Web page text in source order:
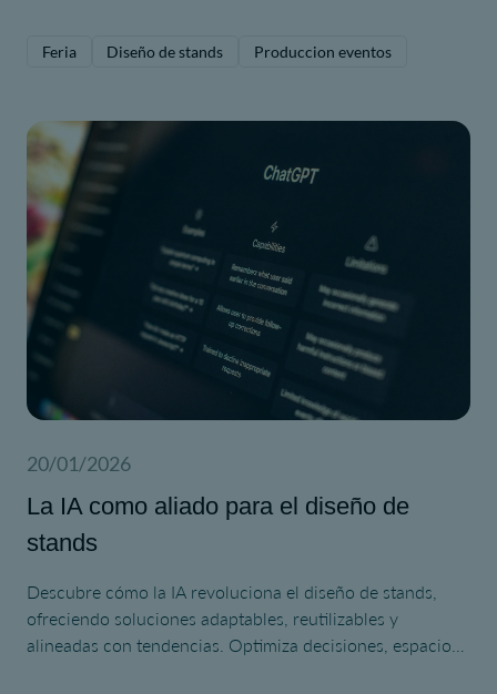
Feria Diseño de stands Produccion eventos
20/01/2026
La IA como aliado para el diseño de
stands
Descubre cómo la IA revoluciona el diseño de stands,
ofreciendo soluciones adaptables, reutilizables y
alineadas con tendencias. Optimiza decisiones, espacios